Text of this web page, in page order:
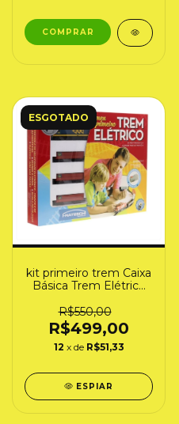
ESGOTADO
kit primeiro trem Caixa
Básica Trem Elétrico
HO - Frateschi (6522)
R$550,00
R$499,00
12 x de R$51,33
ESPIAR